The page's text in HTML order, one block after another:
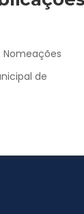
Nomeações
de